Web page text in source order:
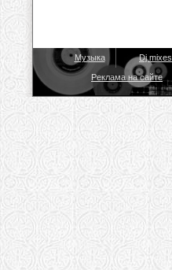
Музыка Dj mixes
Реклама на сайте